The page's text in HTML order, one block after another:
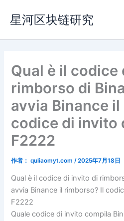
容
星河区块链研究
Qual è il codice
rimborso di
avvia Binance
codice di invito
F2222
作者： quliaomyt.com /2025年7月18日
Qual è il codice di invito di
avvia Binance il rimborso? Il
F2222
Quale codice di invito compila